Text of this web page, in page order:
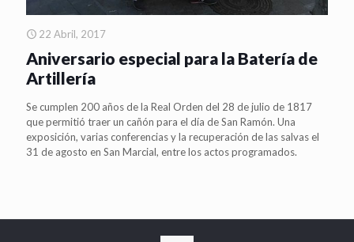
22 Abril, 2017
Aniversario especial para la Batería de
Artillería
Se cumplen 200 años de la Real Orden del 28 de julio de 1817
que permitió traer un cañón para el día de San Ramón. Una
exposición, varias conferencias y la recuperación de las salvas el
31 de agosto en San Marcial, entre los actos programados.